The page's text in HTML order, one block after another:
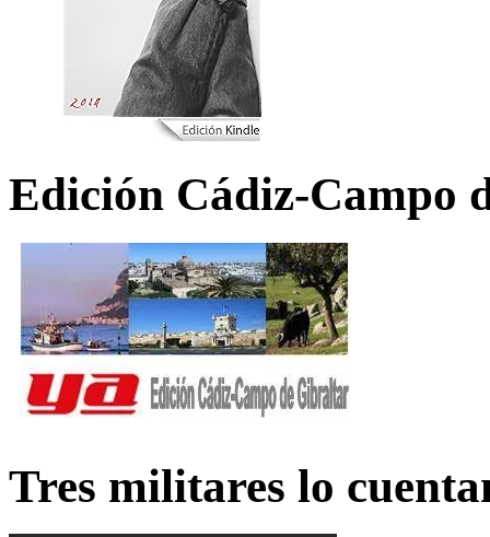
Edición Cádiz-Campo
Tres militares lo